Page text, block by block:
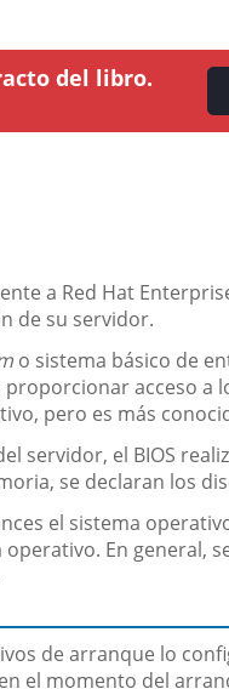
del libro.
a Red Hat
de su servidor.
o sistema básico de
acceso a
pero es más
servidor, el BIOS
se declaran los
el sistema
En general,
de arranque lo
el momento del